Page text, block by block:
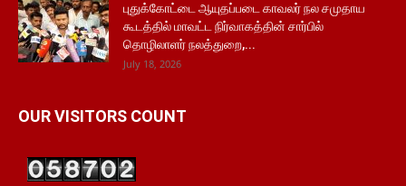
புதுக்கோட்டை ஆயுதப்படை காவலர் நல சமுதாய
கூடத்தில் மாவட்ட நிர்வாகத்தின் சார்பில்
தொழிலாளர் நலத்துறை,...
July 18, 2026
OUR VISITORS COUNT